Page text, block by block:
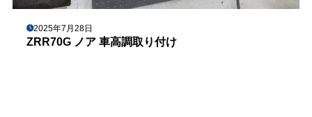
2025年7月28日
ZRR70G ノア 車高調取り付け